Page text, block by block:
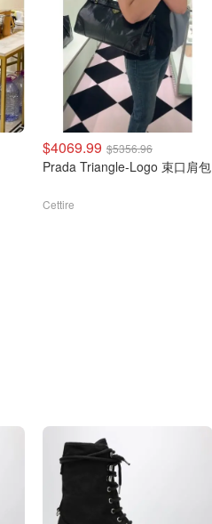
$4069.99 $5356.96
Prada Triangle-Logo 束口肩包
Cettire